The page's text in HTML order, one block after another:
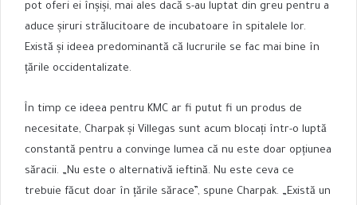
pot oferi ei înșiși, mai ales dacă s-au luptat din greu pentru a
aduce șiruri strălucitoare de incubatoare în spitalele lor.
Există și ideea predominantă că lucrurile se fac mai bine în
țările occidentalizate.
În timp ce ideea pentru KMC ar fi putut fi un produs de
necesitate, Charpak și Villegas sunt acum blocați într-o luptă
constantă pentru a convinge lumea că nu este doar opțiunea
săracii. „Nu este o alternativă ieftină. Nu este ceva ce
trebuie făcut doar în țările sărace”, spune Charpak. „Există un